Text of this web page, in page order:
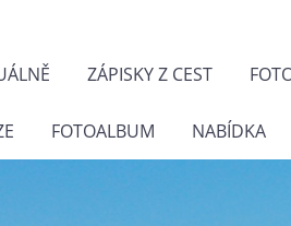
ZÁPISKY Z CEST
FOTOALBUM NABÍDKA